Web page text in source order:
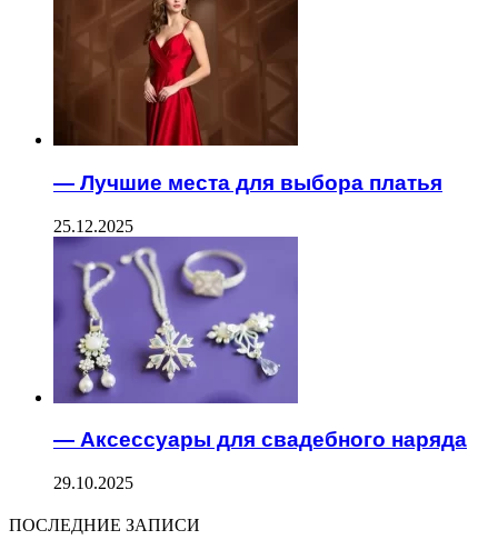
— Лучшие места для выбора платья
25.12.2025
— Аксессуары для свадебного наряда
29.10.2025
ПОСЛЕДНИЕ ЗАПИСИ